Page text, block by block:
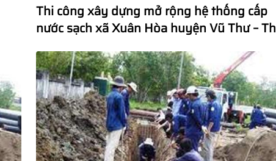
Thi công xây dựng mở rộng hệ thống cấp
nước sạch xã Xuân Hòa huyện Vũ Thư –